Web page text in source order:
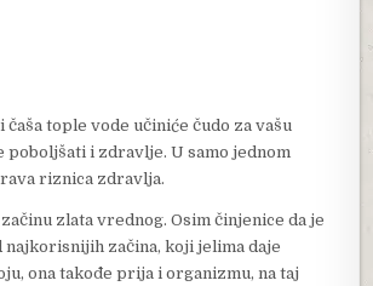
čaša tople vode učiniće čudo za vašu
poboljšati i zdravlje. U samo jednom
riznica zdravlja.
zlata vrednog. Osim činjenice da je
najkorisnijih začina, koji jelima daje
ona takođe prija i organizmu, na taj